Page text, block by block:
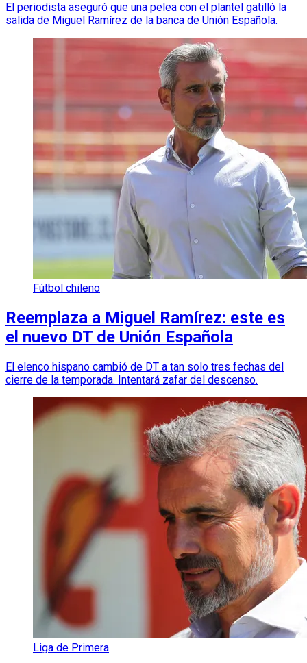
El periodista aseguró que una pelea con el plantel gatilló la
salida de Miguel Ramírez de la banca de Unión Española.
Fútbol chileno
Reemplaza a Miguel Ramírez: este es
el nuevo DT de Unión Española
El elenco hispano cambió de DT a tan solo tres fechas del
cierre de la temporada. Intentará zafar del descenso.
Liga de Primera